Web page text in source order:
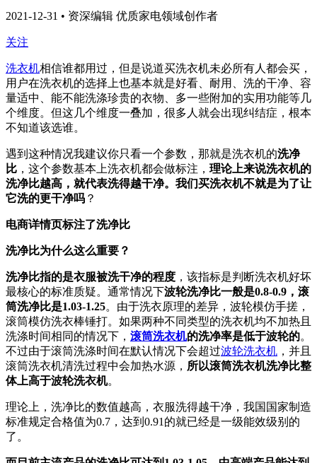
2021-12-31 • 资深编辑 优质家电领域创作者
关注
洗衣机相信谁都用过，但是说道买洗衣机未必所有人都会买，
用户在洗衣机的选择上也基本就是好看、耐用、洗的干净、容
量适中、能不能洗涤珍贵的衣物、多一些附加的实用功能等几
个维度。但这几个维度一叠加，很多人就会出现纠结症，根本
不知道该选谁。
遇到这种情况我建议你只看一个参数，那就是洗衣机的洗净
比 ，这个参数基本上洗衣机都会做标注， 理论上来说洗衣机的
洗净比越高，就代表洗得越干净。我们买洗衣机不就是为了让
它洗的更干净吗 ？
电商详情页标注了洗净比
洗净比为什么这么重要？
洗净比指的是衣服被洗干净的程度 ，该指标是判断洗衣机好坏
最核心的标准质疑。通常情况下波轮洗净比一般是0.8-0.9，滚
筒洗净比是1.03-1.25。由于洗衣原理的差异，波轮模仿手搓，
滚筒模仿洗衣棒锤打。如果两种不同类型的洗衣机均不加热且
洗涤时间相同的情况下， 滚筒洗衣机的洗净率是低于波轮的。
不过由于滚筒洗涤时间在默认情况下会超过波轮洗衣机 ，并且
滚筒洗衣机清洗过程中会加热水源， 所以滚筒洗衣机洗净比整
体上高于波轮洗衣机。
理论上，洗净比的数值越高，衣服洗得越干净，我国国家制造
标准规定合格值为0.7，达到0.91的就已经是一级能效级别的
了。